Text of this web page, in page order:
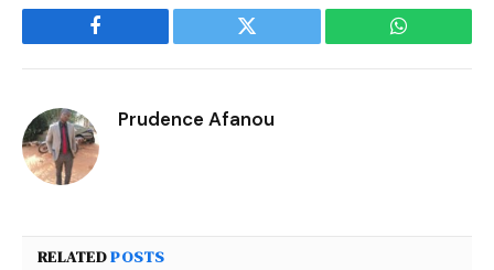
Facebook Twitter WhatsApp
Prudence Afanou
RELATEDPOSTS